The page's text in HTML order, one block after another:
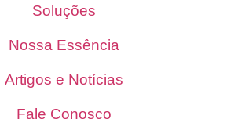
Soluções
Nossa Essência
Artigos e Notícias
Fale Conosco